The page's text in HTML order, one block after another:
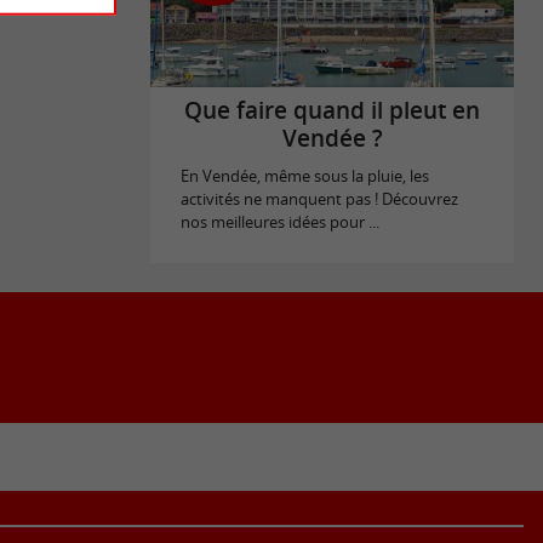
Que faire quand il pleut en
Vendée ?
En Vendée, même sous la pluie, les
activités ne manquent pas ! Découvrez
nos meilleures idées pour ...